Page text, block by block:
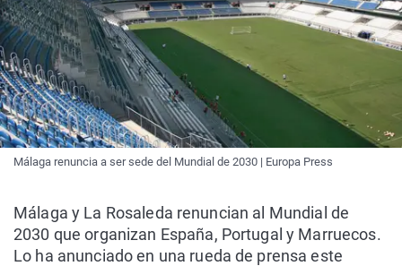
Málaga renuncia a ser sede del Mundial de 2030 | Europa Press
Málaga y La Rosaleda renuncian al Mundial de
2030 que organizan España, Portugal y Marruecos.
Lo ha anunciado en una rueda de prensa este